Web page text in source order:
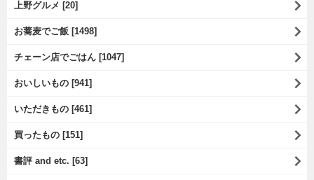
上野グルメ [20]
お蕎麦でご飯 [1498]
チェーン店でごはん [1047]
おいしいもの [941]
いただきもの [461]
買ったもの [151]
書評 and etc. [63]